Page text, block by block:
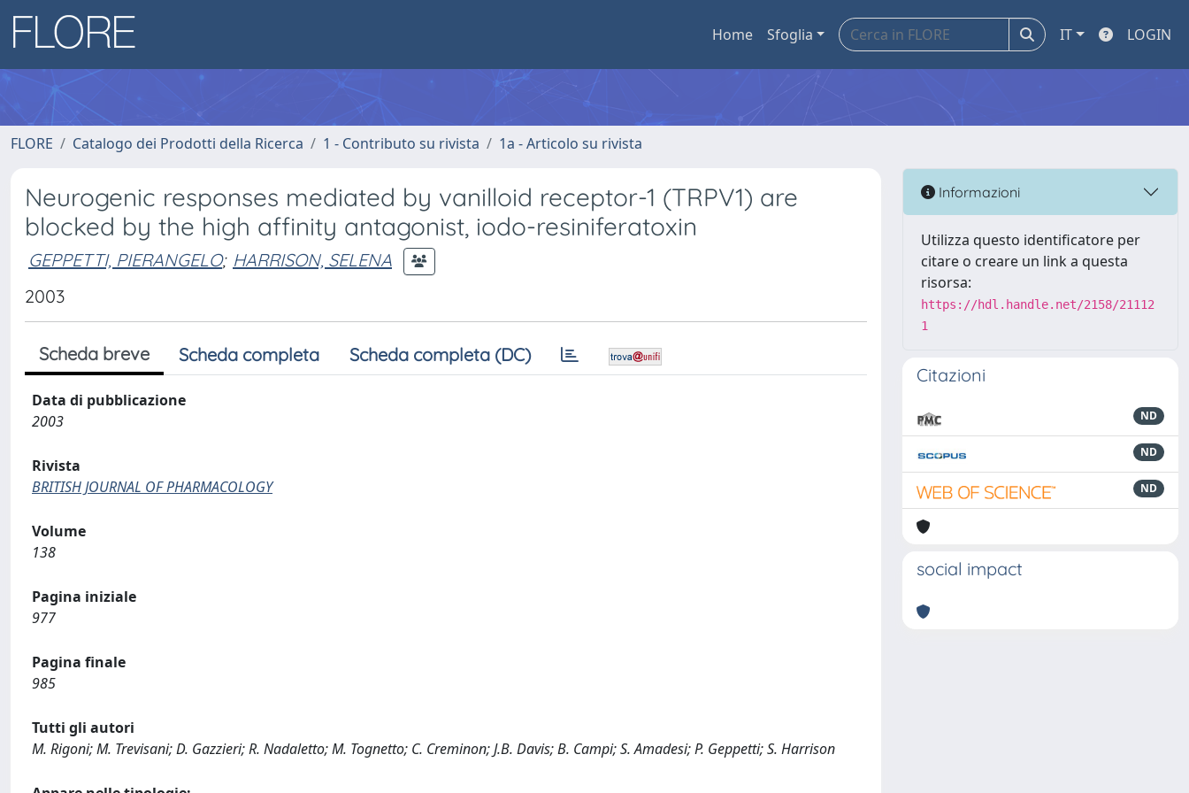
Home Sfoglia IT LOGIN
FLORE Catalogo dei Prodotti della Ricerca 1 - Contributo su rivista 1a - Articolo su rivista
Neurogenic responses mediated by vanilloid receptor-1 (TRPV1) are
blocked by the high affinity antagonist, iodo-resiniferatoxin
GEPPETTI, PIERANGELO; HARRISON, SELENA
2003
Scheda breve Scheda completa Scheda completa (DC)
Data di pubblicazione
2003
Rivista
BRITISH JOURNAL OF PHARMACOLOGY
Volume
138
Pagina iniziale
977
Pagina finale
985
Tutti gli autori
M. Rigoni; M. Trevisani; D. Gazzieri; R. Nadaletto; M. Tognetto; C. Creminon; J.B. Davis; B. Campi; S. Amadesi; P. Geppetti; S. Harrison
Informazioni
Utilizza questo identificatore per
citare o creare un link a questa
risorsa:
https://hdl.handle.net/2158/21112
1
Citazioni
ND
ND
ND
social impact